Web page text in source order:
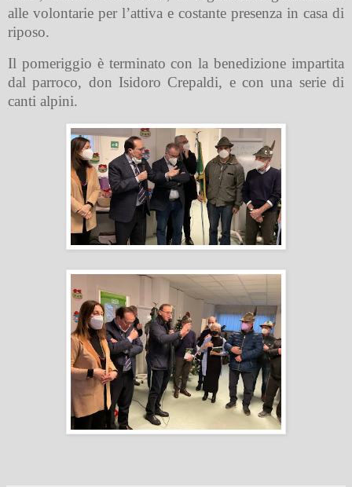
alle volontarie per l’attiva e costante presenza in casa di
riposo.
Il pomeriggio è terminato con la benedizione impartita
dal parroco, don Isidoro Crepaldi, e con una serie di
canti alpini.